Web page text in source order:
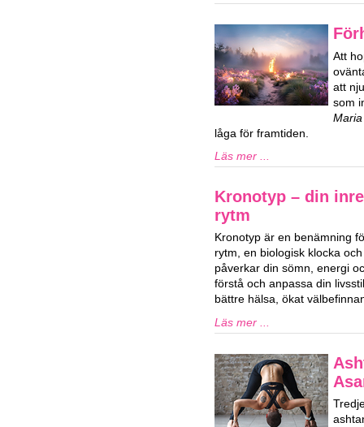
Att
att
som
låga för framtiden.
Läs mer ...
Kronotyp – din
rytm
Kronotyp är en benämning
rytm, en biologisk klocka
påverkar din sömn, energi
förstå och anpassa din
bättre hälsa, ökat
Läs mer ...